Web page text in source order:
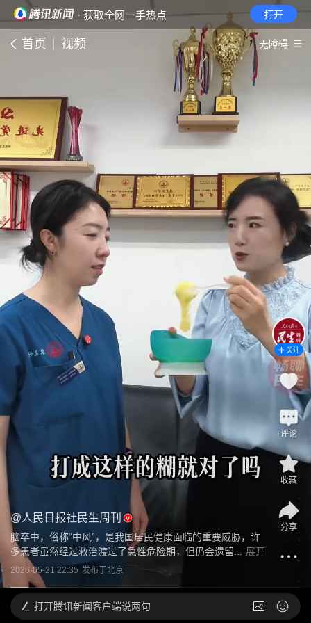
· 获取全网一手热点 打开
首页 视频 无障碍
@人民日报社民生周刊
脑卒中，俗称“中风”，是我国居民健康面临的重要威胁，许
多患者虽然经过救治渡过了急性危险期，但仍会遗留...
展开
2026-05-21 22:35 发布于北京
关注
评论
收藏
分享
打开腾讯新闻客户端说两句